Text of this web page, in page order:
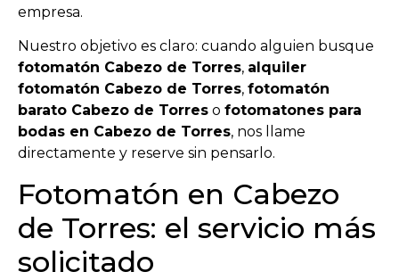
empresa.
Nuestro objetivo es claro: cuando alguien busque
fotomatón Cabezo de Torres, alquiler
fotomatón Cabezo de Torres, fotomatón
barato Cabezo de Torres o fotomatones para
bodas en Cabezo de Torres, nos llame
directamente y reserve sin pensarlo.
Fotomatón en Cabezo
de Torres: el servicio más
solicitado